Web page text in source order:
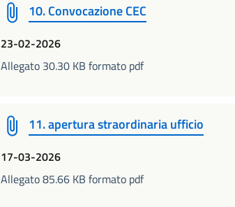
10. Convocazione CEC
23-02-2026
Allegato 30.30 KB formato pdf
11. apertura straordinaria ufficio
17-03-2026
Allegato 85.66 KB formato pdf